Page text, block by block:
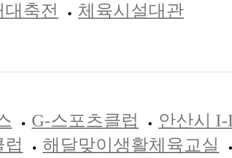
대축전 체육시설대관
G-스포츠클럽
안산시
해달맞이생활체육교실